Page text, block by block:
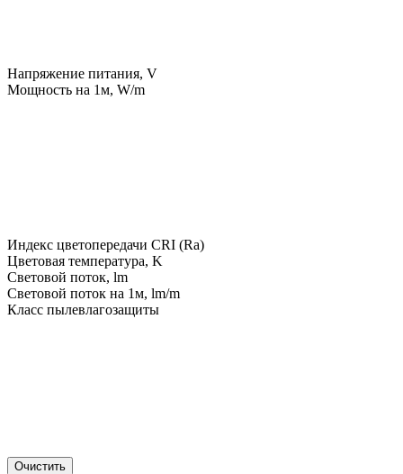
Напряжение питания, V
Мощность на 1м, W/m
Индекс цветопередачи CRI (Ra)
Цветовая температура, K
Световой поток, lm
Световой поток на 1м, lm/m
Класс пылевлагозащиты
Очистить